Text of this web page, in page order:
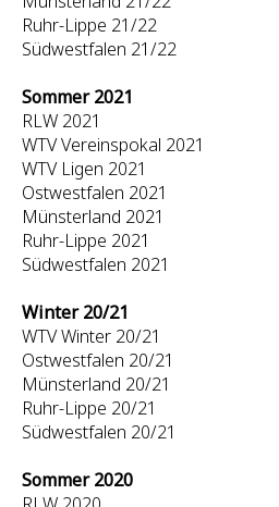
Ruhr-Lippe 21/22
Südwestfalen 21/22
Sommer 2021
RLW 2021
WTV Vereinspokal 2021
WTV Ligen 2021
Ostwestfalen 2021
Münsterland 2021
Ruhr-Lippe 2021
Südwestfalen 2021
Winter 20/21
WTV Winter 20/21
Ostwestfalen 20/21
Münsterland 20/21
Ruhr-Lippe 20/21
Südwestfalen 20/21
Sommer 2020